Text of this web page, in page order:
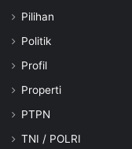
Pilihan
Politik
Profil
Properti
PTPN
TNI / POLRI